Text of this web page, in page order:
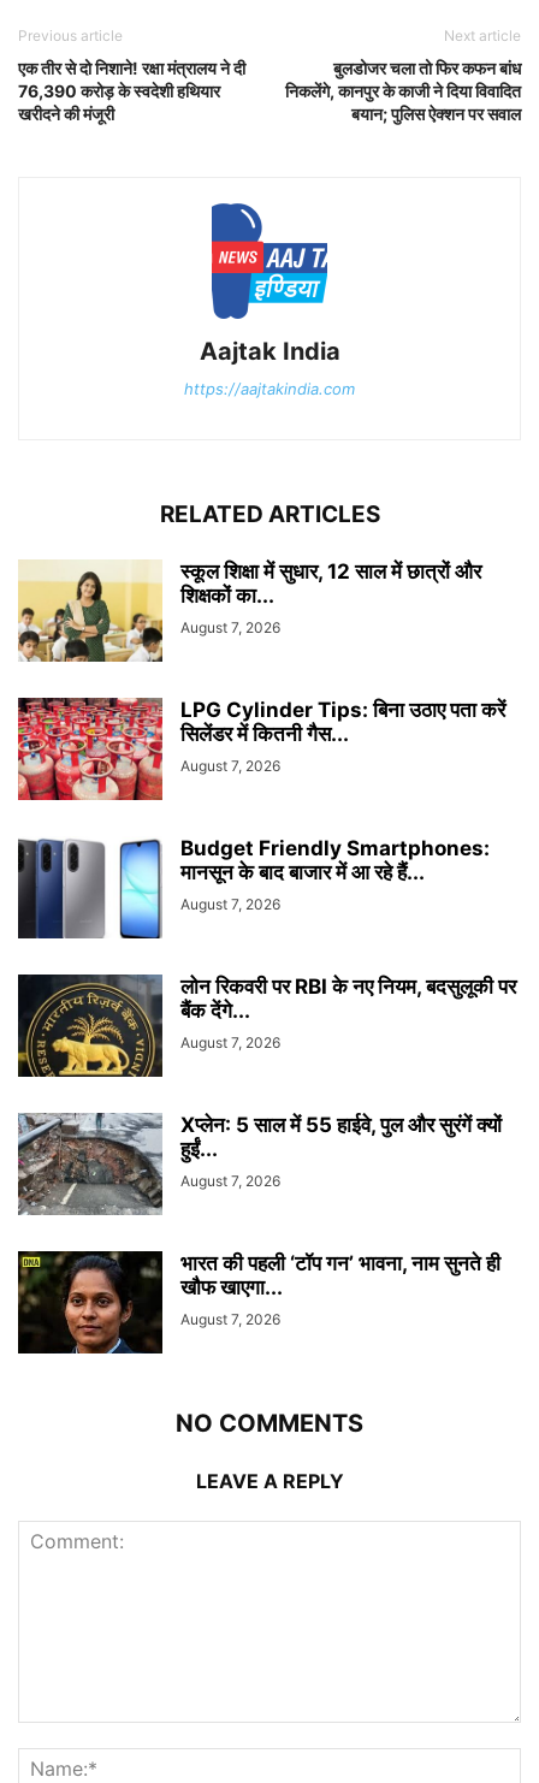
Previous article
एक तीर से दो निशाने! रक्षा मंत्रालय ने दी
76,390 करोड़ के स्वदेशी हथियार
खरीदने की मंजूरी
Next article
बुलडोजर चला तो फिर कफन बांध
निकलेंगे, कानपुर के काजी ने दिया विवादित
बयान; पुलिस ऐक्शन पर सवाल
Aajtak India
https://aajtakindia.com
RELATED ARTICLES
स्कूल शिक्षा में सुधार, 12 साल में छात्रों और
शिक्षकों का...
August 7, 2026
LPG Cylinder Tips: बिना उठाए पता करें
सिलेंडर में कितनी गैस...
August 7, 2026
Budget Friendly Smartphones:
मानसून के बाद बाजार में आ रहे हैं...
August 7, 2026
लोन रिकवरी पर RBI के नए नियम, बदसुलूकी पर
बैंक देंगे...
August 7, 2026
Xप्लेन: 5 साल में 55 हाईवे, पुल और सुरंगें क्यों
हुईं...
August 7, 2026
भारत की पहली ‘टॉप गन’ भावना, नाम सुनते ही
खौफ खाएगा...
August 7, 2026
NO COMMENTS
LEAVE A REPLY